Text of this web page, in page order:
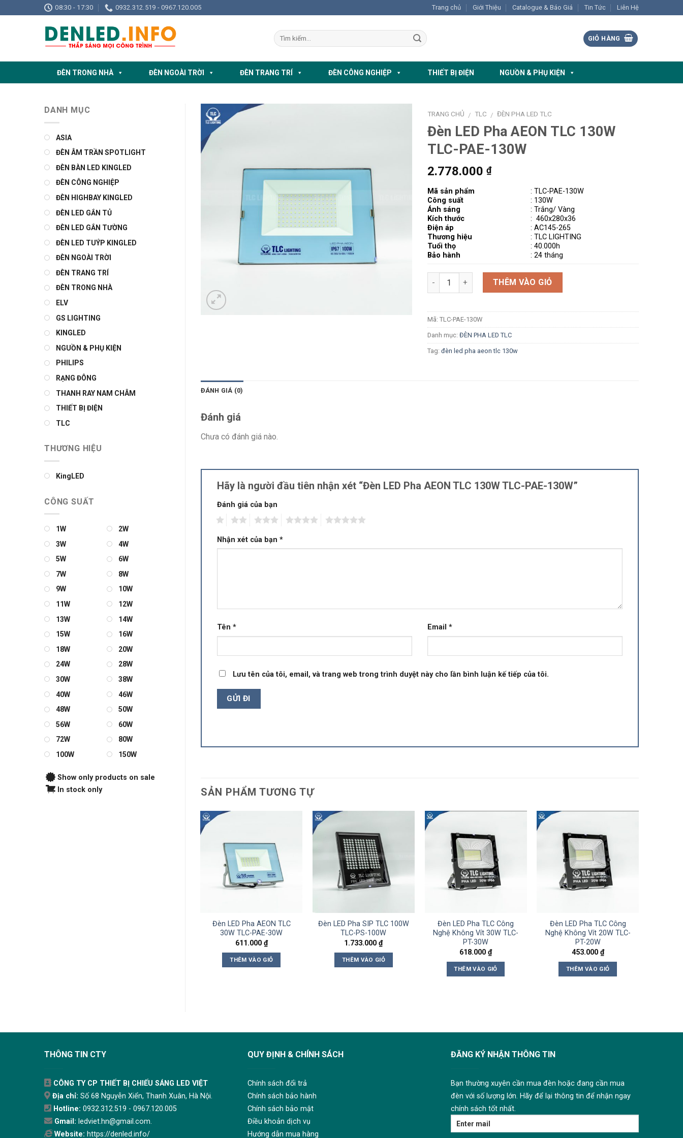
to
08:30 - 17:30 0932.312.519 - 0967.120.005 Trang chủ Giới Thiệu Catalogue & Báo Giá Tin Tức Liên Hệ
GIỎ HÀNG
ĐÈN TRONG NHÀ ĐÈN NGOÀI TRỜI ĐÈN TRANG TRÍ ĐÈN CÔNG NGHIỆP THIẾT BỊ ĐIỆN NGUỒN & PHỤ KIỆN
TRANG CHỦ / TLC / ĐÈN PHA LED TLC
Đèn LED Pha AEON TLC 130W
TLC-PAE-130W
2.778.000 ₫
Mã sản phẩm
Công suất
Ánh sáng
Kích thước
Điện áp
Thương hiệu
Tuổi thọ
Bảo hành
: TLC-PAE-130W
: 130W
: Trắng/ Vàng
: 460x280x36
: AC145-265
: TLC LIGHTING
: 40.000h
: 24 tháng
Số lượng THÊM VÀO GIỎ
Mã: TLC-PAE-130W
Danh mục: ĐÈN PHA LED TLC
Tag: đèn led pha aeon tlc 130w
ĐÁNH GIÁ (0)
Đánh giá
Chưa có đánh giá nào.
Hãy là người đầu tiên nhận xét “Đèn LED Pha AEON TLC 130W TLC-PAE-130W”
Đánh giá của bạn
Nhận xét của bạn *
Tên * Email *
Lưu tên của tôi, email, và trang web trong trình duyệt này cho lần bình luận kế tiếp của tôi.
SẢN PHẨM TƯƠNG TỰ
Đèn LED Pha AEON TLC
30W TLC-PAE-30W
611.000 ₫
THÊM VÀO GIỎ
Đèn LED Pha SIP TLC 100W
TLC-PS-100W
1.733.000₫
THÊM VÀO GIỎ
Đèn LED Pha TLC Công
Nghệ Không Vít 30W TLC-
PT-30W
618.000₫
THÊM VÀO GIỎ
Đèn LED Pha TLC Công
Nghệ Không Vít 20W TLC-
PT-20W
453.000 ₫
THÊM VÀO GIỎ
DANH MỤC
ASIA
ĐÈN ÂM TRẦN SPOTLIGHT
ĐÈN BÀN LED KINGLED
ĐÈN CÔNG NGHIỆP
ĐÈN HIGHBAY KINGLED
ĐÈN LED GẮN TỦ
ĐÈN LED GẮN TƯỜNG
ĐÈN LED TUÝP KINGLED
ĐÈN NGOÀI TRỜI
ĐÈN TRANG TRÍ
ĐÈN TRONG NHÀ
ELV
GS LIGHTING
KINGLED
NGUỒN & PHỤ KIỆN
PHILIPS
RẠNG ĐÔNG
THANH RAY NAM CHÂM
THIẾT BỊ ĐIỆN
TLC
THƯƠNG HIỆU
KingLED
CÔNG SUẤT
1W
2W
3W
4W
5W
6W
7W
8W
9W
10W
11W
12W
13W
14W
15W
16W
18W
20W
24W
28W
30W
38W
40W
46W
48W
50W
56W
60W
72W
80W
100W
150W
Show only products on sale
In stock only
THÔNG TIN CTY
CÔNG TY CP THIẾT BỊ CHIẾU SÁNG LED VIỆT
Địa chỉ: Số 68 Nguyễn Xiển, Thanh Xuân, Hà Nội.
Hotline: 0932.312.519 - 0967.120.005
Gmail: ledviet.hn@gmail.com.
Website: https://denled.info/
QUY ĐỊNH & CHÍNH SÁCH
Chính sách đổi trả
Chính sách bảo hành
Chính sách bảo mật
Điều khoản dịch vụ
Hướng dẫn mua hàng
ĐĂNG KÝ NHẬN THÔNG TIN
Bạn thường xuyên cần mua đèn hoặc đang cần mua
đèn với số lượng lớn. Hãy để lại thông tin để nhận ngay
chính sách tốt nhất.